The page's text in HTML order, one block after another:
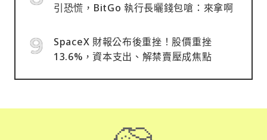
引恐慌，BitGo 執行長曬錢包嗆：來拿啊
SpaceX 財報公布後重挫！股價重挫
13.6%，資本支出、解禁賣壓成焦點